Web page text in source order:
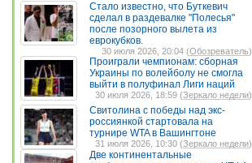
Стало известно, что Буткевич
сделал в раздевалке "Полесья"
после позорного вылета из
еврокубков.
30 июля 2026, 20:04 (Обозреватель)
Проиграли чемпионам: сборная
Украины по волейболу не смогла
выйти в полуфинал Лиги наций
30 июля 2026, 18:59 (Зеркало недели)
Свитолина с победы над экс-
россиянкой стартовала на
турнире WTA в Вашингтоне
31 июля 2026, 10:30 (Зеркало недели)
Две континентальные